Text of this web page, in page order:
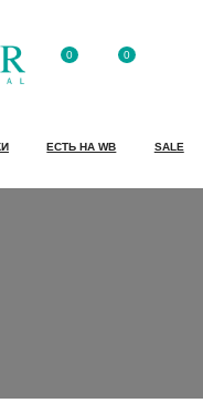
0 0
ЕСТЬ НА WB SALE